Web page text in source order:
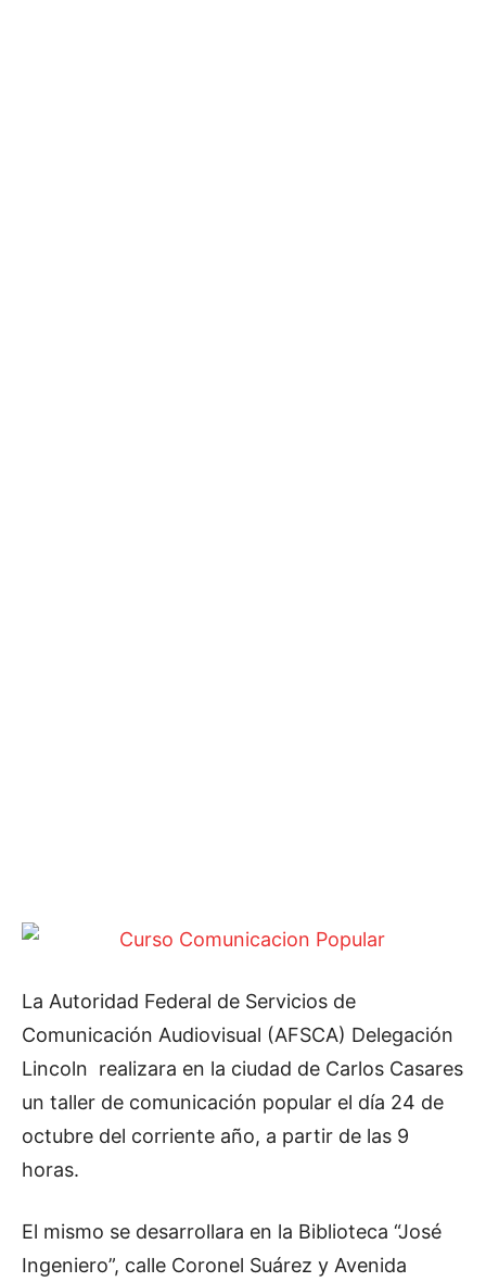
La Autoridad Federal de Servicios de
Comunicación Audiovisual (AFSCA) Delegación
Lincoln realizara en la ciudad de Carlos Casares
un taller de comunicación popular el día 24 de
octubre del corriente año, a partir de las 9
horas.
El mismo se desarrollara en la Biblioteca “José
Ingeniero”, calle Coronel Suárez y Avenida